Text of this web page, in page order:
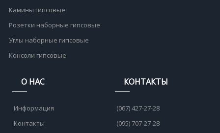
Камины гипсовые
Розетки наборные гипсовые
Углы наборные гипсовые
Консоли гипсовые
О НАС
Информация
Контакты
КОНТАКТЫ
(067) 427-27-28
(095) 707-27-28